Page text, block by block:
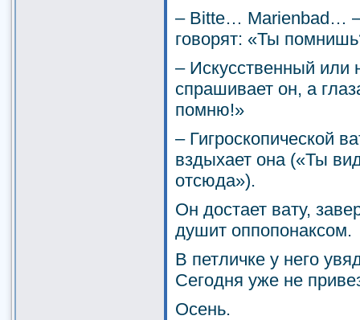
– Bitte… Marienbad… –
говорят: «Ты
– Искусственный или
спрашивает он, а
помню!»
– Гигроскопической
вздыхает она («Ты
отсюда»).
Он достает вату,
душит оппопонаксом.
В петличке у него
Сегодня уже не
Осень.